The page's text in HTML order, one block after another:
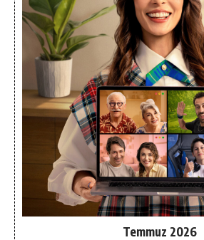
Temmuz 2026